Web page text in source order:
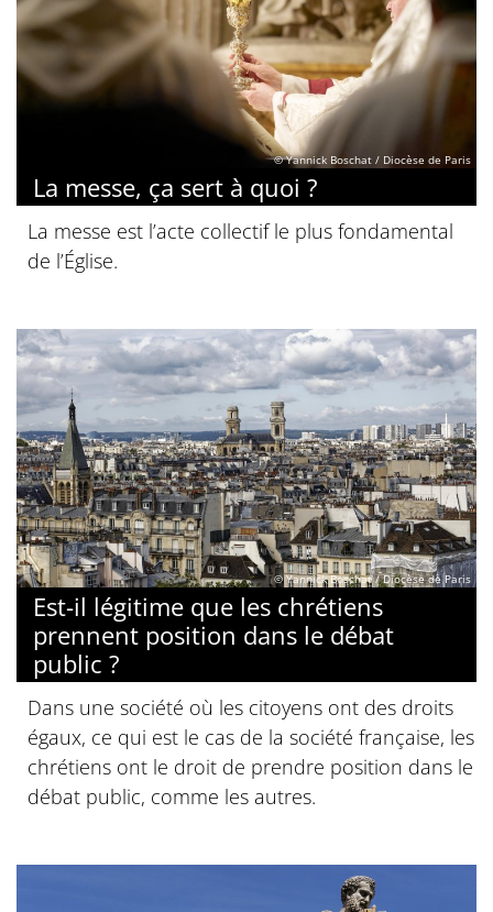
© Yannick Boschat / Diocèse de Paris
La messe, ça sert à quoi ?
La messe est l’acte collectif le plus fondamental
de l’Église.
© Yannick Boschat / Diocèse de Paris
Est-il légitime que les chrétiens
prennent position dans le débat
public ?
Dans une société où les citoyens ont des droits
égaux, ce qui est le cas de la société française, les
chrétiens ont le droit de prendre position dans le
débat public, comme les autres.